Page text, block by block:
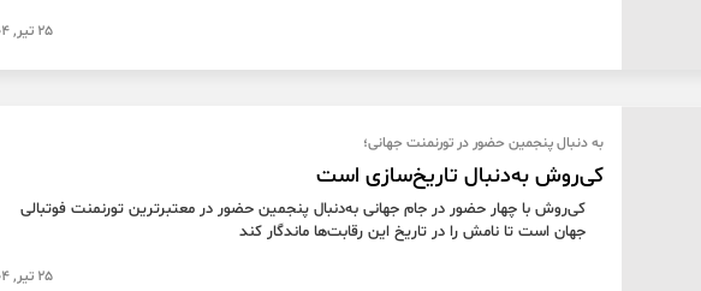
25 تیر, 1404
به دنبال پنجمین حضور در تورنمنت جهانی؛
کی‌روش به‌دنبال تاریخ‌سازی است
کی‌روش با چهار حضور در جام جهانی به‌دنبال پنجمین حضور در معتبرترین تورنمنت فوتبالی
جهان است‌ تا نامش را در تاریخ این رقابت‌ها ماندگار کند
25 تیر, 1404